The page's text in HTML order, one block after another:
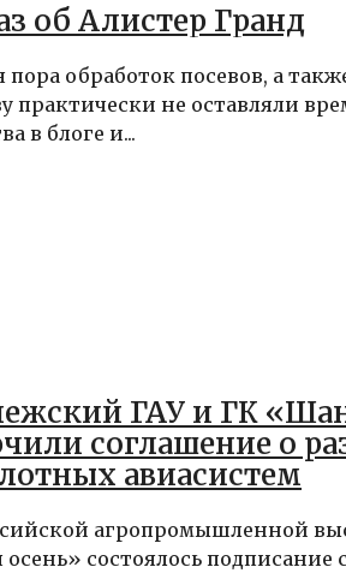
об Алистер Гранд
пора обработок посевов, а
практически не оставляли
в блоге и...
ГАУ и ГК
соглашение о
авиасистем
агропромышленной
осень» состоялось подписание